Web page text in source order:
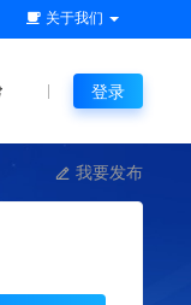
关于我们
登录
我要发布